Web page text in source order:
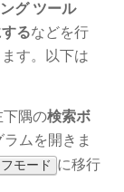
グ ツール
るなどを行
す。以下は
下隅の検索ボ
ラムを開きま
モード に移行